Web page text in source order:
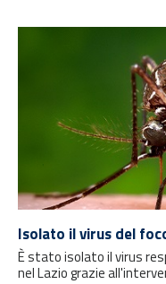
Isolato il virus del
È stato isolato il virus
nel Lazio grazie